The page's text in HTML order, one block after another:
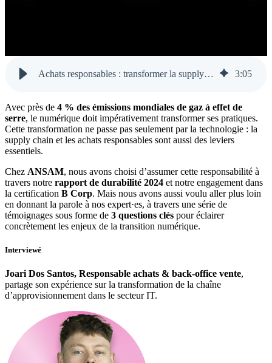
Achats responsables : transformer la supply chain IT 3:05
Avec près de 4 % des émissions mondiales de gaz à effet de
serre, le numérique doit impérativement transformer ses pratiques.
Cette transformation ne passe pas seulement par la technologie : la
supply chain et les achats responsables sont aussi des leviers
essentiels.
Chez ANSAM, nous avons choisi d’assumer cette responsabilité à
travers notre rapport de durabilité 2024 et notre engagement dans
la certification B Corp. Mais nous avons aussi voulu aller plus loin
en donnant la parole à nos expert·es, à travers une série de
témoignages sous forme de 3 questions clés pour éclairer
concrètement les enjeux de la transition numérique.
Interviewé
Joari Dos Santos, Responsable achats & back-office vente,
partage son expérience sur la transformation de la chaîne
d’approvisionnement dans le secteur IT.